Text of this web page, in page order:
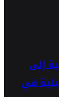
إلى
في